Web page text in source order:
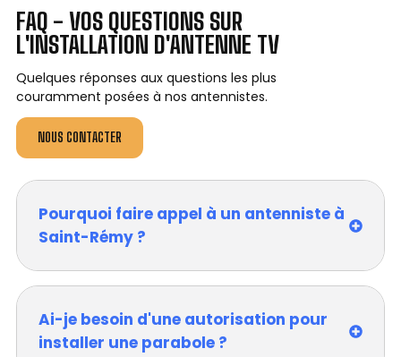
FAQ - VOS QUESTIONS SUR
L'INSTALLATION D'ANTENNE TV
Quelques réponses aux questions les plus
couramment posées à nos antennistes.
NOUS CONTACTER
Pourquoi faire appel à un antenniste à
Saint-Rémy ?
Ai-je besoin d'une autorisation pour
installer une parabole ?